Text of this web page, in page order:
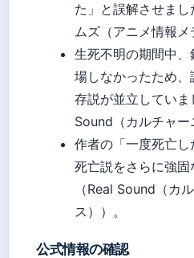
た」と誤解させま
ムズ（アニメ情報メ
生死不明の期間中
場しなかったため
存説が並立していま
Sound（カルチャー
作者の「一度死亡し
死亡説をさらに強
（Real Sound（カ
ス））。
公式情報の確認